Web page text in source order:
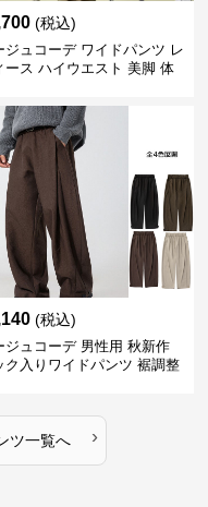
(税込)
ジュコーデ ワイドパンツ レ
ース ハイウエスト 美脚 体
(税込)
ジュコーデ 男性用 秋新作
ク入りワイドパンツ 裾調整
ツ一覧へ ›